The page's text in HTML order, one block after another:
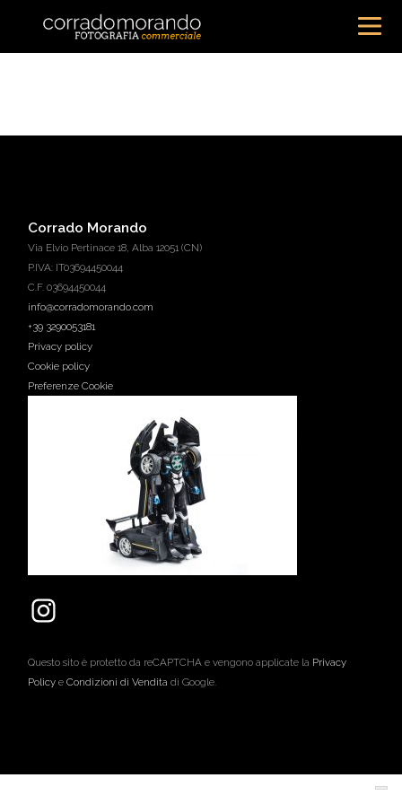
Corrado Morando
Via Elvio Pertinace 18, Alba 12051 (CN)
P.IVA: IT03694450044
C.F. 03694450044
info@corradomorando.com
+39 3290053181
Privacy policy
Cookie policy
Preferenze Cookie
Questo sito è protetto da reCAPTCHA e vengono applicate la Privacy
Policy eCondizioni di Vendita di Google.